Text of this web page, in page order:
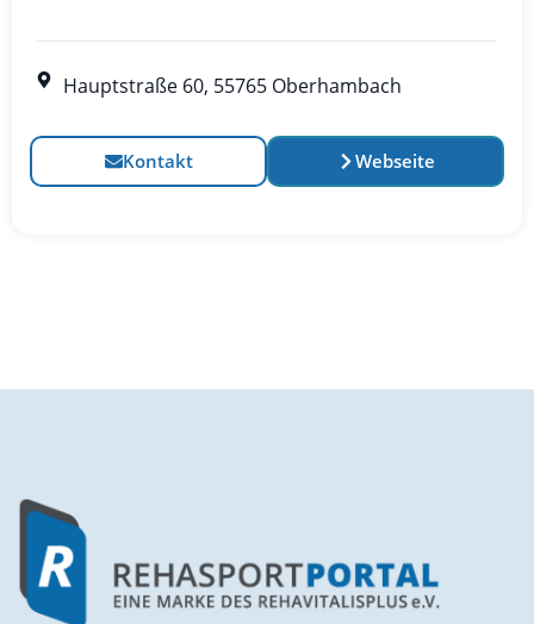
Hauptstraße 60, 55765 Oberhambach
Kontakt Webseite